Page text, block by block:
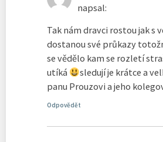
napsal:
Tak nám dravci rostou jak s
dostanou své průkazy
se vědělo kam se rozletí
utíká
sledují je krátce a
panu Prouzovi a jeho
Odpovědět